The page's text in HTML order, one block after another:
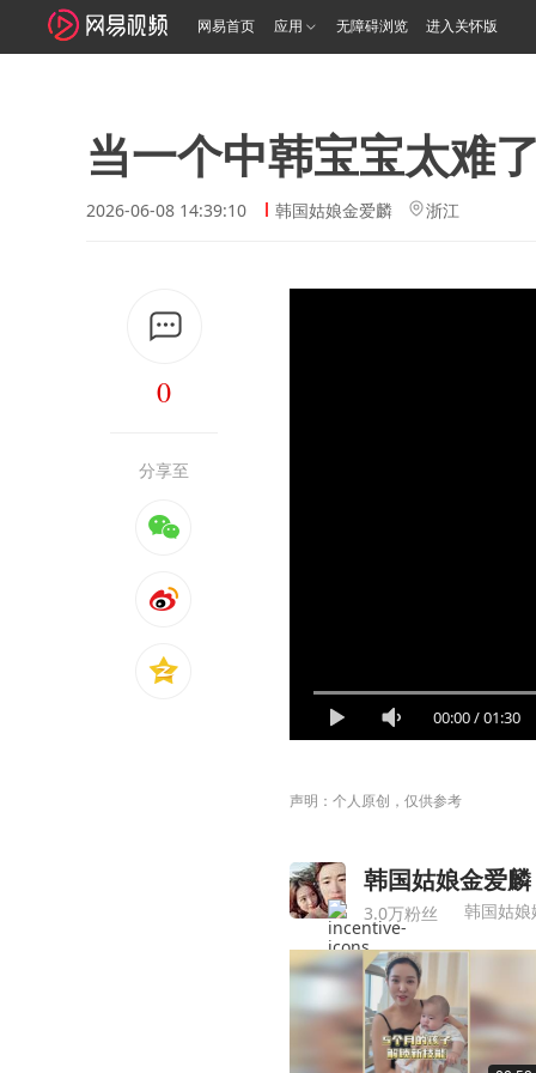
网易首页 应用 无障碍浏览 进入关怀版
当一个中韩宝宝太难
2026-06-08 14:39:10 韩国姑娘金爱麟 浙江
0
分享至
00:00/01:30
声明：个人原创，仅供参考
韩国姑娘金爱麟
3.0万粉丝 韩国姑